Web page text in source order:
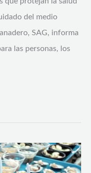
del medio
SAG, informa
las personas, los